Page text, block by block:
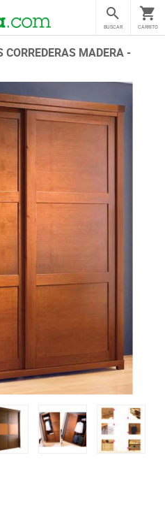
CARRITO
BUSCAR
MADERA -